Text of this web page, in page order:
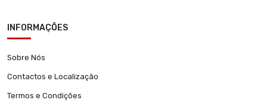
INFORMAÇÕES
Sobre Nós
Contactos e Localização
Termos e Condições